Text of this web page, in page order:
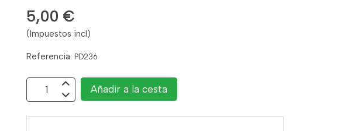
5,00 €
(Impuestos incl)
Referencia: PD236
Añadir a la cesta